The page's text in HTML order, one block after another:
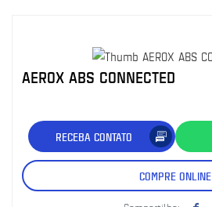
AEROX ABS CONNECTED
RECEBA CONTATO
COMPRE ONLINE